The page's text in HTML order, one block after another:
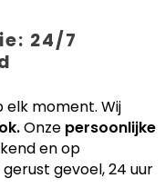
24/7
elk moment. Wij
Onze persoonlijke
en op
gevoel, 24 uur